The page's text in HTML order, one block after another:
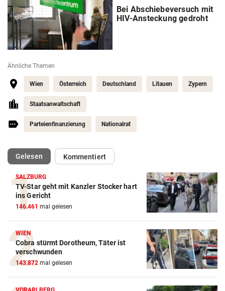
Bei Abschiebeversuch mit
HIV-Ansteckung gedroht
Ähnliche Themen
Wien Österreich Deutschland Litauen Zypern
Staatsanwaltschaft
Parteienfinanzierung Nationalrat
Gelesen(ausgewählt)Kommentiert
SALZBURG
TV-Star geht mit Kanzler Stocker hart
ins Gericht
146.461 mal gelesen
WIEN
Cobra stürmt Dorotheum, Täter ist
verschwunden
143.872 mal gelesen